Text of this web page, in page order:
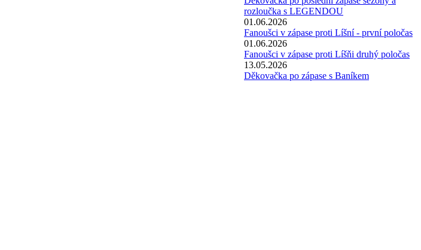
rozloučka s LEGENDOU
01.06.2026
Fanoušci v zápase proti Líšní - první poločas
01.06.2026
Fanoušci v zápase proti Líšňi druhý poločas
13.05.2026
Děkovačka po zápase s Baníkem